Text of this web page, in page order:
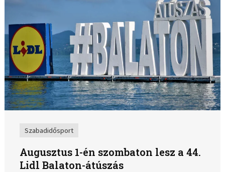
Szabadidősport
Augusztus 1-én szombaton lesz a 44.
Lidl Balaton-átúszás